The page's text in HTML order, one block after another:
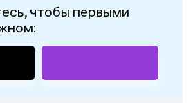
чтобы первыми